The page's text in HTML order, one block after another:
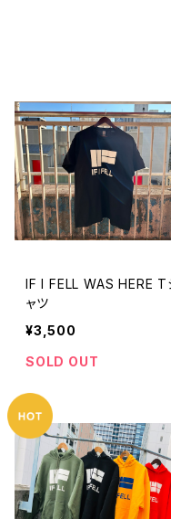
IF I FELL WAS HERE Tシ
ャツ
¥3,500
SOLD OUT